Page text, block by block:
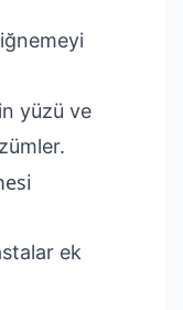
yüzü ve
ek